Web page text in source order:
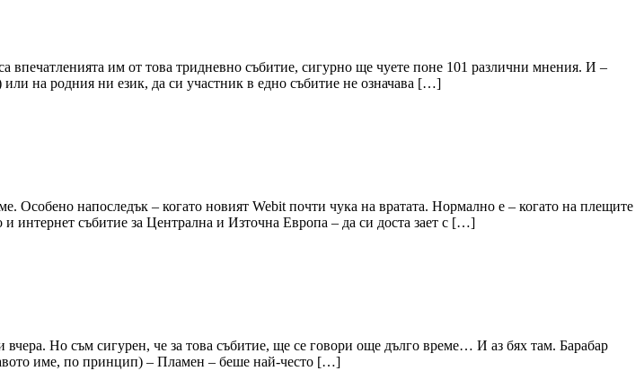
им от това тридневно събитие, сигурно ще чуете поне 101 различни мнения. И –
на родния ни език, да си участник в едно събитие не означава […]
Особено напоследък – когато новият Webit почти чука на вратата. Нормално е – когато на плещите
интернет събитие за Централна и Източна Европа – да си доста зает с […]
Но съм сигурен, че за това събитие, ще се говори още дълго време… И аз бях там. Барабар
име, по принцип) – Пламен – беше най-често […]